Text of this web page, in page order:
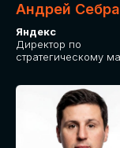
Андрей
Яндекс
Директор по
стратегическому